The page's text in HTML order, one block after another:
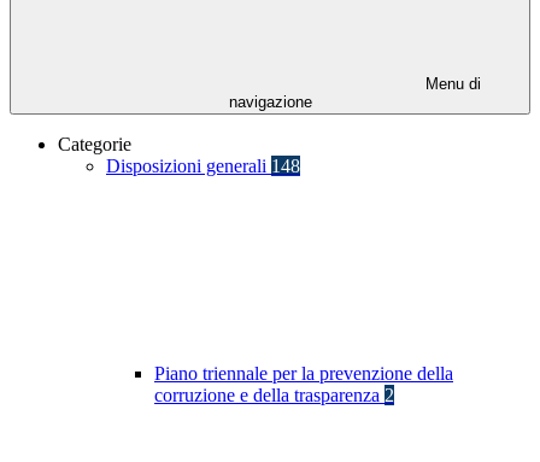
Menu di
navigazione
Categorie
Disposizioni generali 148
Piano triennale per la prevenzione della
corruzione e della trasparenza 2